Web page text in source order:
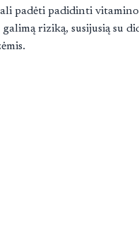
padėti padidinti
riziką, susijusią su